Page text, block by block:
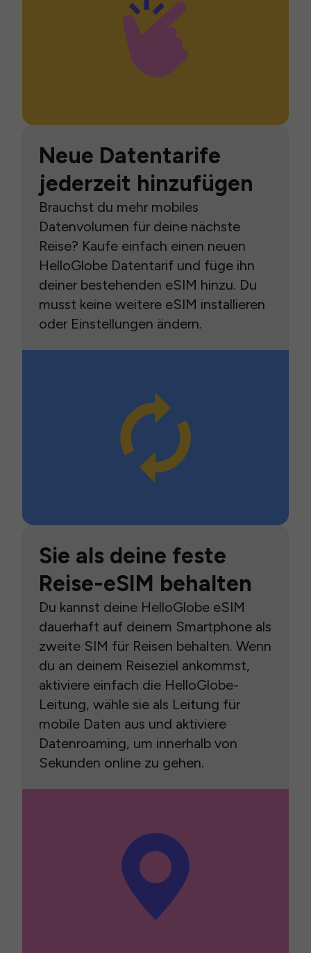
Neue Datentarife
jederzeit hinzufügen
Brauchst du mehr mobiles
Datenvolumen für deine nächste
Reise? Kaufe einfach einen neuen
HelloGlobe Datentarif und füge ihn
deiner bestehenden eSIM hinzu. Du
musst keine weitere eSIM installieren
oder Einstellungen ändern.
Sie als deine feste
Reise-eSIM behalten
Du kannst deine HelloGlobe eSIM
dauerhaft auf deinem Smartphone als
zweite SIM für Reisen behalten. Wenn
du an deinem Reiseziel ankommst,
aktiviere einfach die HelloGlobe-
Leitung, wähle sie als Leitung für
mobile Daten aus und aktiviere
Datenroaming, um innerhalb von
Sekunden online zu gehen.